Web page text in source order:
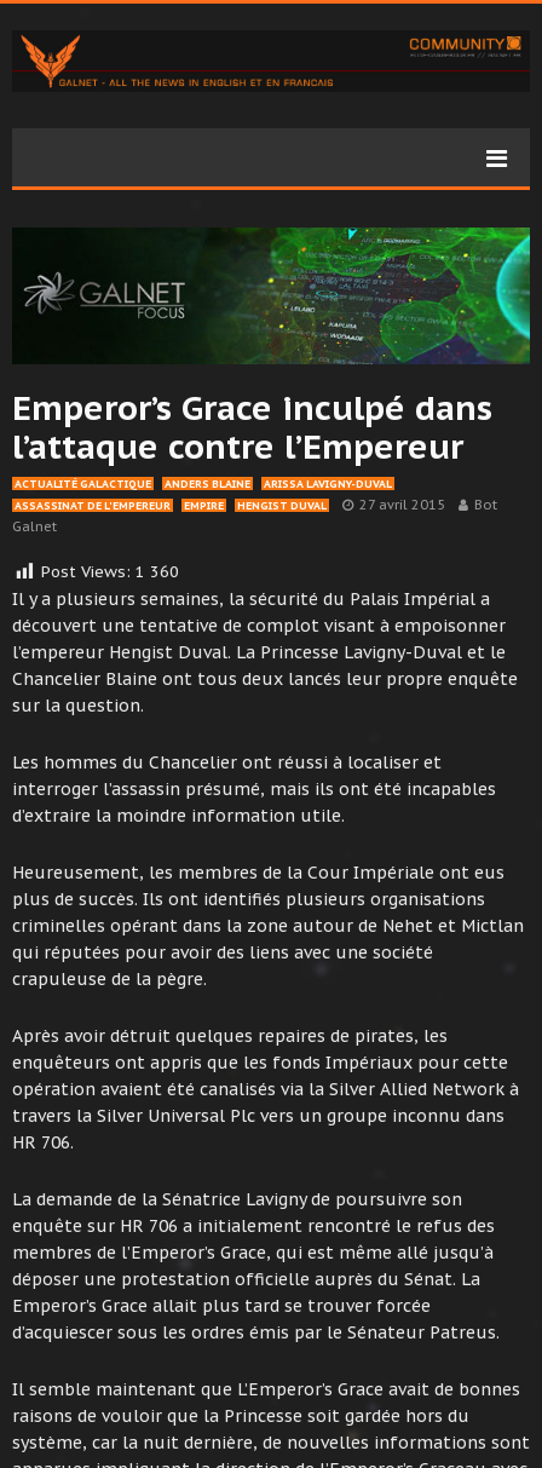
Emperor’s Grace inculpé dans
l’attaque contre l’Empereur
ACTUALITÉ GALACTIQUE ANDERS BLAINE
ARISSA LAVIGNY-DUVAL
ASSASSINAT DE L'EMPEREUR
EMPIRE HENGIST DUVAL 27 avril 2015
Bot
Galnet
Post Views: 1 360
Il y a plusieurs semaines, la sécurité du Palais Impérial a
découvert une tentative de complot visant à empoisonner
l’empereur Hengist Duval. La Princesse Lavigny-Duval et le
Chancelier Blaine ont tous deux lancés leur propre enquête
sur la question.
Les hommes du Chancelier ont réussi à localiser et
interroger l’assassin présumé, mais ils ont été incapables
d’extraire la moindre information utile.
Heureusement, les membres de la Cour Impériale ont eus
plus de succès. Ils ont identifiés plusieurs organisations
criminelles opérant dans la zone autour de Nehet et Mictlan
qui réputées pour avoir des liens avec une société
crapuleuse de la pègre.
Après avoir détruit quelques repaires de pirates, les
enquêteurs ont appris que les fonds Impériaux pour cette
opération avaient été canalisés via la Silver Allied Network à
travers la Silver Universal Plc vers un groupe inconnu dans
HR 706.
La demande de la Sénatrice Lavigny de poursuivre son
enquête sur HR 706 a initialement rencontré le refus des
membres de l’Emperor’s Grace, qui est même allé jusqu’à
déposer une protestation officielle auprès du Sénat. La
Emperor’s Grace allait plus tard se trouver forcée
d’acquiescer sous les ordres émis par le Sénateur Patreus.
Il semble maintenant que L’Emperor’s Grace avait de bonnes
raisons de vouloir que la Princesse soit gardée hors du
système, car la nuit dernière, de nouvelles informations sont